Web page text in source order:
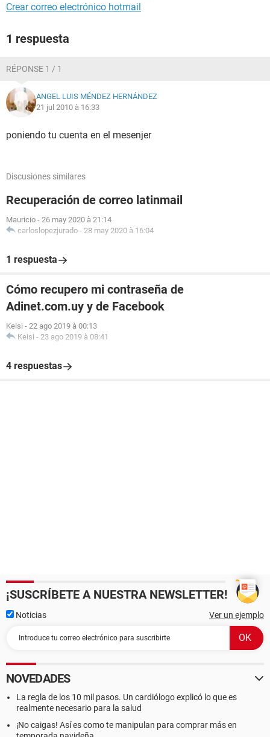
Crear correo electrónico hotmail
1 respuesta
RÉPONSE 1 / 1
ANGEL LUIS MÉNDEZ HERNÁNDEZ
21 jul 2010 à 16:33
poniendo tu cuenta en el mesenjer
Discusiones similares
Recuperación de correo latinmail
Mauricio - 26 may 2020 à 21:14
carloslopezjurado - 28 may 2020 à 16:04
1 respuesta
Cómo recupero mi contraseña de
Adinet.com.uy y de Facebook
Keisi - 22 ago 2019 à 00:13
Keisi - 23 ago 2019 à 08:41
4 respuestas
¡SUSCRÍBETE A NUESTRA NEWSLETTER!
Noticias Ver un ejemplo
NOVEDADES
La regla de los 10 mil pasos. Un cardiólogo explicó lo que es
realmente necesario para la salud
¡No caigas! Así es como te manipulan para comprar más en